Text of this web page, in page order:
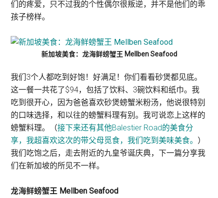
们的疼爱，只不过我的个性偶尔很叛逆，并不是他们的乖
孩子榜样。
新加坡美食：龙海鲜螃蟹王 Mellben Seafood
我们3个人都吃到好饱！好满足！你们看看砂煲都见底。
这一餐一共花了$94，包括了饮料、3碗饮料和纸巾。我
吃到很开心，因为爸爸喜欢砂煲螃蟹米粉汤，他说很特别
的口味选择，和以往的螃蟹料理有别。我可说恋上这样的
螃蟹料理。（接下来还有其他Balestier Road的美食分
享，我超喜欢这次的带父母觅食，我们吃到美味美食。 ）
我们吃饱之后，走去附近的九皇爷诞庆典，下一篇分享我
们在新加坡的所见不一样。
龙海鲜螃蟹王 Mellben Seafood